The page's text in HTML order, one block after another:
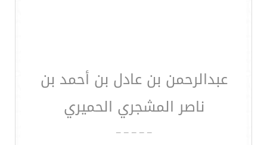
عبدالرحمن بن عادل بن أحمد بن
ناصر المشجري الحميري
_ _ _ _ _